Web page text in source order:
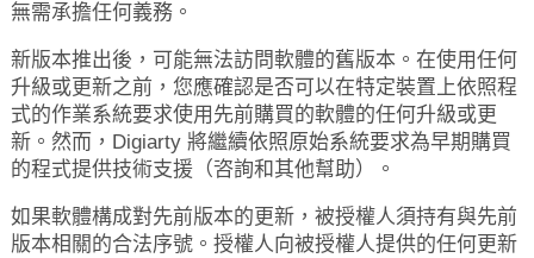
無需承擔任何義務。
新版本推出後，可能無法訪問軟體的舊版本。在使用任何
升級或更新之前，您應確認是否可以在特定裝置上依照程
式的作業系統要求使用先前購買的軟體的任何升級或更
新。然而，Digiarty 將繼續依照原始系統要求為早期購買
的程式提供技術支援（咨詢和其他幫助）。
如果軟體構成對先前版本的更新，被授權人須持有與先前
版本相關的合法序號。授權人向被授權人提供的任何更新